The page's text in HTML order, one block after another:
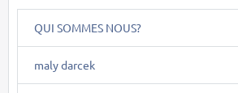
QUI SOMMES NOUS?
maly darcek